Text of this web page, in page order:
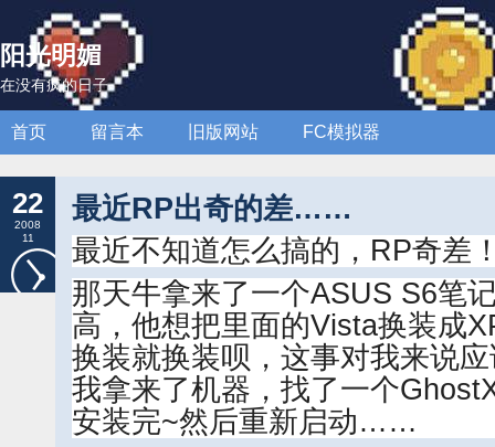
阳光明媚
在没有疯的日子
首页 留言本 旧版网站 FC模拟器
22
2008
11
最近RP出奇的差……
最近不知道怎么搞的，RP奇差
那天牛拿来了一个ASUS S6笔
高，他想把里面的Vista换装成
换装就换装呗，这事对我来说
我拿来了机器，找了一个
安装完~然后重新启动……